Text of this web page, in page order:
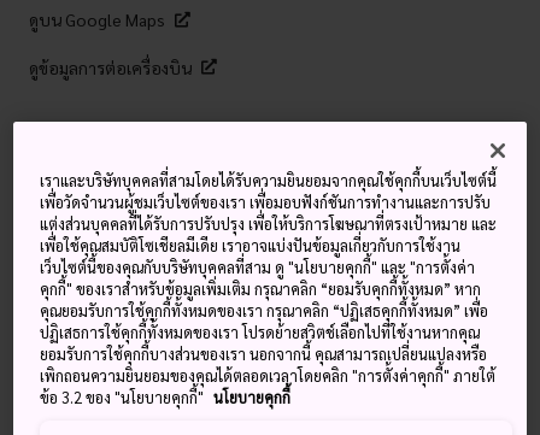
ดูบน Google Maps
ดูข้อมูลการต่อเครื่องบิน
คำสำคัญ แผนที่
เรียนรู้เพิ่มเติมเกี่ยวกับภูเขาไฟอะ
โซะในญี่ปุ่น
พิพิธภัณฑ์ภูเขาไฟอะโซะมีข้อมูลเชิงลึกมากมายเกี่ยวกับภูเขาไฟ
ต่าง ๆ ในญี่ปุ่น และเป็นตัวเลือกแหล่งท่องเที่ยวที่ดีที่สุดสำหรับ
ผู้ชื่นชอบภูมิศาสตร์ ตั้งอยู่ในคุสะเซนริ พิพิธภัณฑ์แห่งนี้สามารถ
เราและบริษัทบุคคลที่สามโดยได้รับความยินยอมจากคุณใช้คุกกี้บนเว็บไซต์นี้
เพื่อวัดจำนวนผู้ชมเว็บไซต์ของเรา เพื่อมอบฟังก์ชันการทำงานและการปรับ
แต่งส่วนบุคคลที่ได้รับการปรับปรุง เพื่อให้บริการโฆษณาที่ตรงเป้าหมาย และ
เพื่อใช้คุณสมบัติโซเชียลมีเดีย เราอาจแบ่งปันข้อมูลเกี่ยวกับการใช้งาน
เว็บไซต์นี้ของคุณกับบริษัทบุคคลที่สาม ดู "นโยบายคุกกี้" และ "การตั้งค่า
คุกกี้" ของเราสำหรับข้อมูลเพิ่มเติม กรุณาคลิก “ยอมรับคุกกี้ทั้งหมด” หาก
คุณยอมรับการใช้คุกกี้ทั้งหมดของเรา กรุณาคลิก “ปฏิเสธคุกกี้ทั้งหมด” เพื่อ
ปฏิเสธการใช้คุกกี้ทั้งหมดของเรา โปรดย้ายสวิตช์เลือกไปที่ใช้งานหากคุณ
ยอมรับการใช้คุกกี้บางส่วนของเรา นอกจากนี้ คุณสามารถเปลี่ยนแปลงหรือ
เพิกถอนความยินยอมของคุณได้ตลอดเวลาโดยคลิก "การตั้งค่าคุกกี้" ภายใต้
ข้อ 3.2 ของ "นโยบายคุกกี้" นโยบายคุกกี้